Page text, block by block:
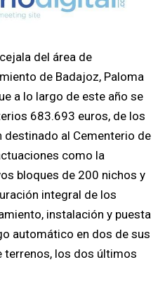
del área de
de Badajoz, Paloma
a lo largo de este año se
683.693 euros, de los
destinado al Cementerio de
como la
bloques de 200 nichos y
integral de los
instalación y puesta
automático en dos de sus
terrenos, los dos últimos